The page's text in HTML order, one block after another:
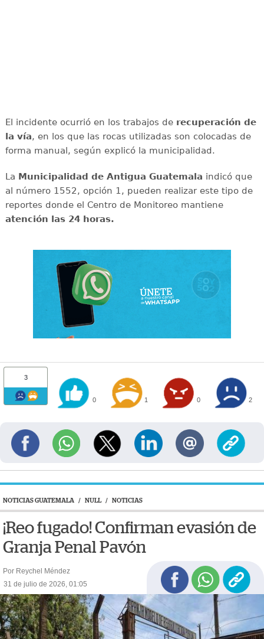
El incidente ocurrió en los trabajos de recuperación de
la vía, en los que las rocas utilizadas son colocadas de
forma manual, según explicó la municipalidad.
La Municipalidad de Antigua Guatemala indicó que
al número 1552, opción 1, pueden realizar este tipo de
reportes donde el Centro de Monitoreo mantiene
atención las 24 horas.
3
0 1 0 2
NOTICIAS GUATEMALA / NULL / NOTICIAS
¡Reo fugado! Confirman evasión de
Granja Penal Pavón
Por Reychel Méndez
31 de julio de 2026, 01:05